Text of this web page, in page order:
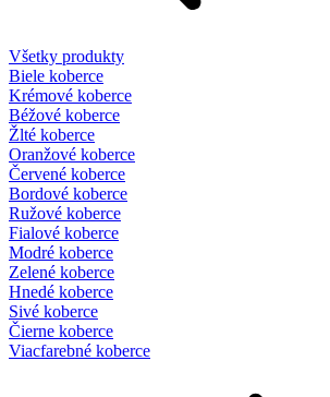
Všetky produkty
Biele koberce
Krémové koberce
Béžové koberce
Žlté koberce
Oranžové koberce
Červené koberce
Bordové koberce
Ružové koberce
Fialové koberce
Modré koberce
Zelené koberce
Hnedé koberce
Sivé koberce
Čierne koberce
Viacfarebné koberce